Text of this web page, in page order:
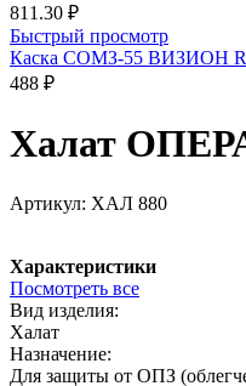
811.30 ₽
Быстрый просмотр
Каска СОМЗ-55 ВИЗИОН
488 ₽
Халат
Артикул: ХАЛ 880
Характеристики
Посмотреть все
Вид изделия:
Халат
Назначение:
Для защиты от ОПЗ